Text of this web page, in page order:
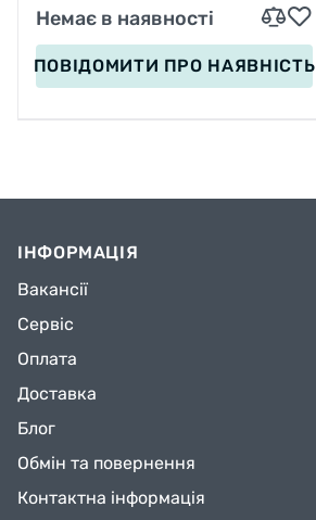
Немає в наявності
ПОВІДОМИТИ ПРО НАЯВНІСТЬ
ІНФОРМАЦІЯ
Вакансії
Сервіс
Оплата
Доставка
Блог
Обмін та повернення
Контактна інформація